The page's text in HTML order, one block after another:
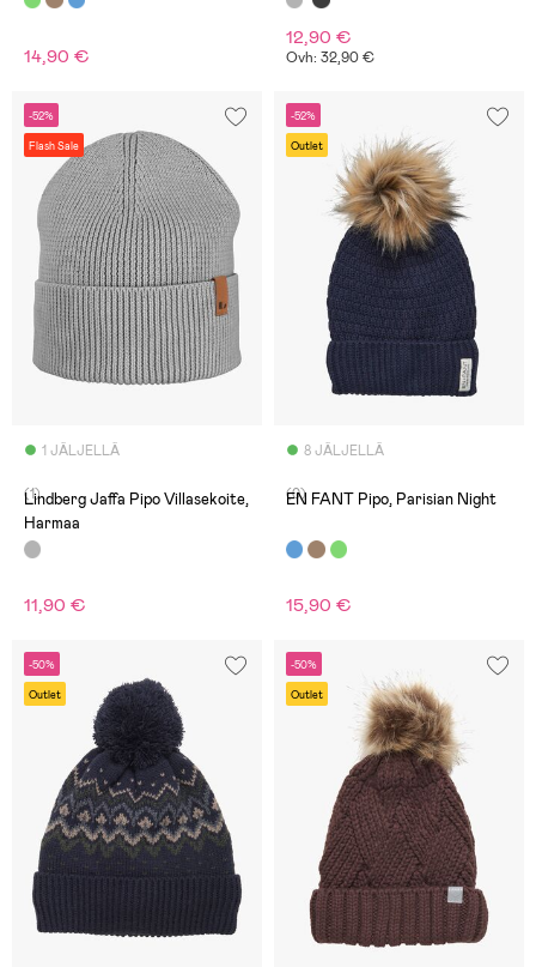
14,90 €
12,90 €
Ovh: 32,90 €
-52%
Flash Sale
1 JÄLJELLÄ
(1)
Lindberg Jaffa Pipo Villasekoite,
Harmaa
11,90 €
-52%
Outlet
8 JÄLJELLÄ
(0)
EN FANT Pipo, Parisian Night
15,90 €
-50%
Outlet
-50%
Outlet